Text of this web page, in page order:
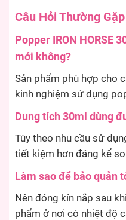
Câu Hỏi Thường Gặp
Popper IRON HORSE
mới không?
Sản phẩm phù hợp cho
kinh nghiệm sử dụng
Dung tích 30ml dùng
Tùy theo nhu cầu sử
tiết kiệm hơn đáng kể
Làm sao để bảo quản
Nên đóng kín nắp sau
phẩm ở nơi có nhiệt độ